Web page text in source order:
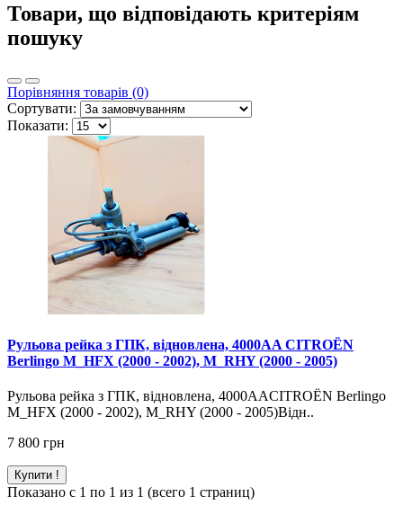
Товари, що відповідають критеріям
пошуку
Порівняння товарів (0)
Сортувати:
Показати:
Рульова рейка з ГПК, відновлена, 4000AA CITROËN
Berlingo M_HFX (2000 - 2002), M_RHY (2000 - 2005)
Рульова рейка з ГПК, відновлена, 4000AACITROËN Berlingo
M_HFX (2000 - 2002), M_RHY (2000 - 2005)Відн..
7 800 грн
Купити !
Показано с 1 по 1 из 1 (всего 1 страниц)